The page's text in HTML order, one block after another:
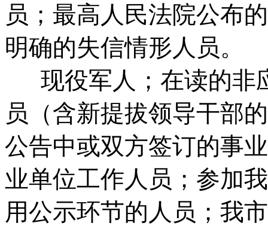
员；最高人民法院公布
明确的失信情形人员。
现役军人；在读的非
员（含新提拔领导干部
公告中或双方签订的事
业单位工作人员；参加
用公示环节的人员；我